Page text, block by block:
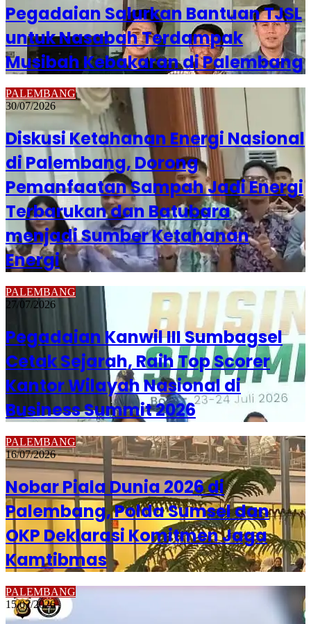
Pegadaian Salurkan Bantuan TJSL
untuk Nasabah Terdampak
Musibah Kebakaran di Palembang
PALEMBANG
30/07/2026
Diskusi Ketahanan Energi Nasional
di Palembang, Dorong
Pemanfaatan Sampah Jadi Energi
Terbarukan dan Batubara
menjadi Sumber Ketahanan
Energi
PALEMBANG
27/07/2026
Pegadaian Kanwil III Sumbagsel
Cetak Sejarah, Raih Top Scorer
Kantor Wilayah Nasional di
Business Summit 2026
PALEMBANG
16/07/2026
Nobar Piala Dunia 2026 di
Palembang, Polda Sumsel dan
OKP Deklarasi Komitmen Jaga
Kamtibmas
PALEMBANG
15/07/2026